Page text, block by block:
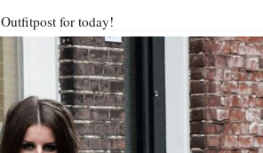
Outfitpost for today!